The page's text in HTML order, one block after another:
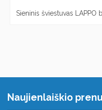
Sieninis šviestuvas LAPPO
Naujienlaiškio